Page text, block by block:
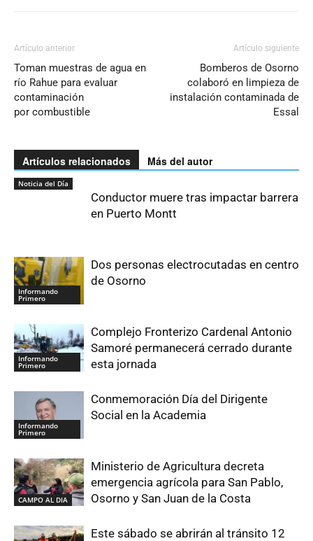
Artículo anterior
Toman muestras de agua en
río Rahue para evaluar
contaminación
por combustible
Artículo siguiente
Bomberos de Osorno
colaboró en limpieza de
instalación contaminada de
Essal
Artículos relacionados Más del autor
Noticia del Día
Conductor muere tras impactar barrera
en Puerto Montt
Informando
Primero
Dos personas electrocutadas en centro
de Osorno
Informando
Primero
Complejo Fronterizo Cardenal Antonio
Samoré permanecerá cerrado durante
esta jornada
Informando
Primero
Conmemoración Día del Dirigente
Social en la Academia
CAMPO AL DIA
Ministerio de Agricultura decreta
emergencia agrícola para San Pablo,
Osorno y San Juan de la Costa
Este sábado se abrirán al tránsito 12